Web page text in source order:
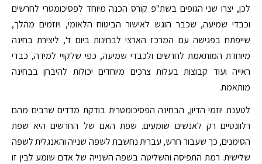
לכן, יצרו שני הגופים בשת"פ קורס הכנה מיוחד לפסיכומטרי לחרשים
וכבדי שמיעה, שכבר הוגש לאישור הביטוח הלאומי, ויוזמים מהלך,
שייפתח בפגישה עם המרכז הארצי לבחינות ביום ד', ליצירת בחינה
מיוחדת המותאמת לחרשים ולכבדי שמיעה, כפי שלקויי למידה, כבדי
ראייה ועוד קבוצות בעלות צרכים מיוחדים יכולות להיבחן בבחינה
מותאמת.
לטענת יוזמי הדיון, הבחינה הפסיכומטרית בודקת מדדים שרבים מהם
רלוונטיים רק לאנשים שומעים. שפת האם של החרשים היא שפת
הסימנים, כך שעבור חרש, עברית נחשבת לשפה שנייה והאנגלית לשפה
שלישית. רמת התפיסה והשליטה בשפה השנייה של אדם שומע לבין זו